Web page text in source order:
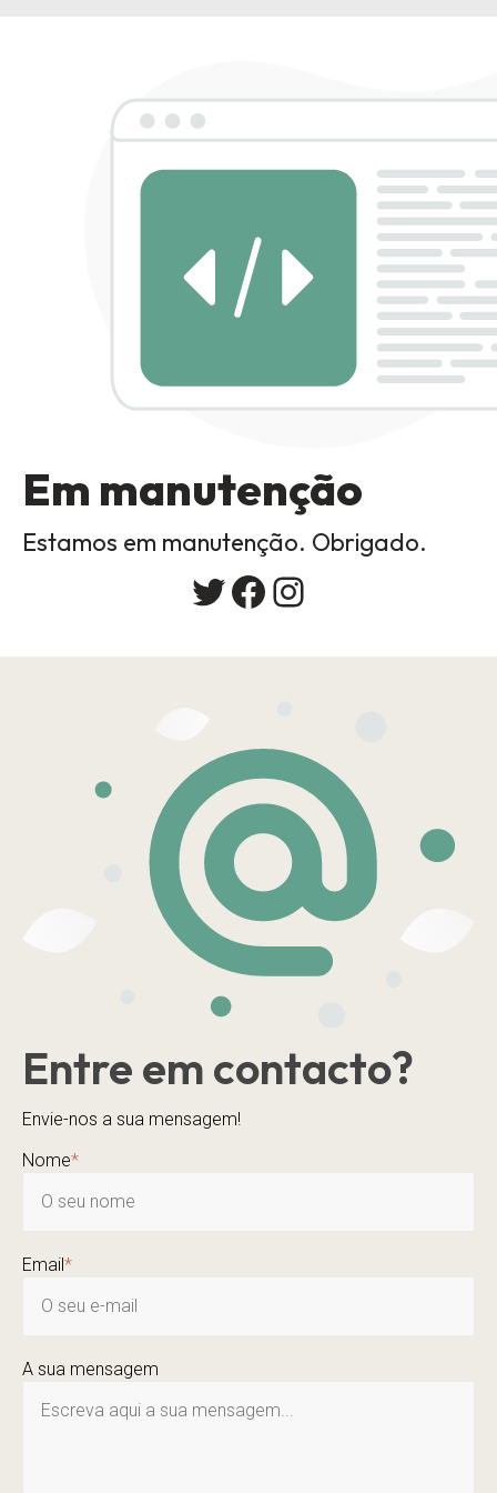
Em manutenção
Estamos em manutenção. Obrigado.
Twitter
Facebook
Instagram
Entre em contacto?
Envie-nos a sua mensagem!
Nome*
Email*
A sua mensagem